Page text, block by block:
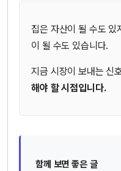
집은 자산이 될 수도 있
이 될 수도 있습니다.
지금 시장이 보내는 신
해야 할 시점입니다.
함께 보면 좋은 글